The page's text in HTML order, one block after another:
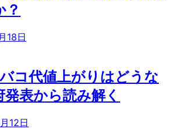
？
18日
コ代値上がりはどうな
表から読み解く
12日